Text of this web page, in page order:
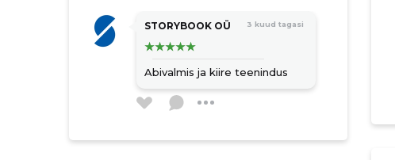
STORYBOOK OÜ 3 kuud tagasi
Abivalmis ja kiire teenindus